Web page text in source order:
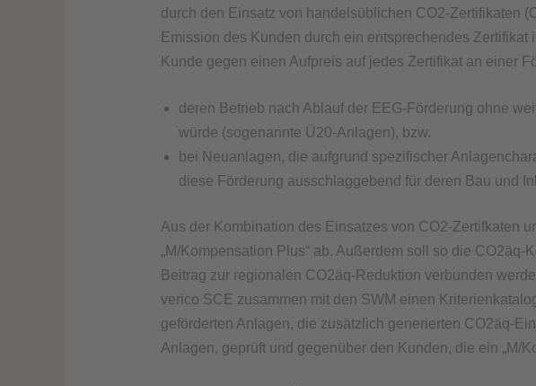
durch den Einsatz von handelsüblichen CO2-Zertifikaten
Emission des Kunden durch ein entsprechendes
Kunde gegen einen Aufpreis auf jedes Zertifikat an einer
deren Betrieb nach Ablauf der EEG-Förderung ohne
würde (sogenannte Ü20-Anlagen), bzw.
bei Neuanlagen, die aufgrund spezifischer
diese Förderung ausschlaggebend für deren Bau und
Aus der Kombination des Einsatzes von CO2-Zertifkaten
„M/Kompensation Plus“ ab. Außerdem soll so die
Beitrag zur regionalen CO2äq-Reduktion verbunden
verico SCE zusammen mit den SWM einen
geförderten Anlagen, die zusätzlich generierten CO2äq-
Anlagen, geprüft und gegenüber den Kunden, die ein „M/